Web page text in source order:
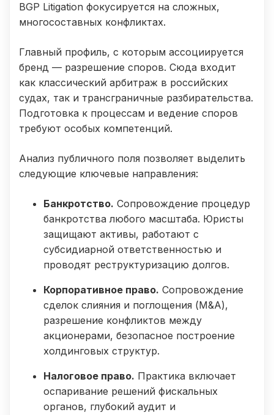
BGP Litigation фокусируется на сложных,
многосоставных конфликтах.
Главный профиль, с которым ассоциируется
бренд — разрешение споров. Сюда входит
как классический арбитраж в российских
судах, так и трансграничные разбирательства.
Подготовка к процессам и ведение споров
требуют особых компетенций.
Анализ публичного поля позволяет выделить
следующие ключевые направления:
Банкротство. Сопровождение процедур
банкротства любого масштаба. Юристы
защищают активы, работают с
субсидиарной ответственностью и
проводят реструктуризацию долгов.
Корпоративное право. Сопровождение
сделок слияния и поглощения (M&A),
разрешение конфликтов между
акционерами, безопасное построение
холдинговых структур.
Налоговое право. Практика включает
оспаривание решений фискальных
органов, глубокий аудит и